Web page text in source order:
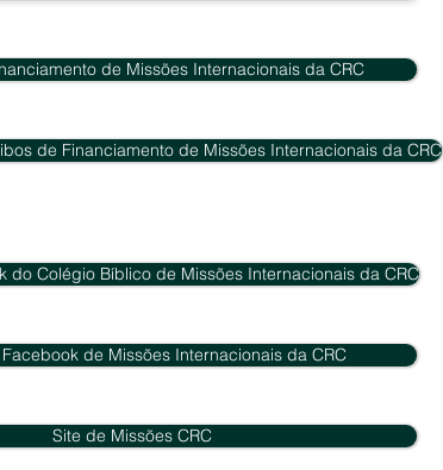
de Missões Internacionais da CRC
de Financiamento de Missões Internacionais da CRC
do Colégio Bíblico de Missões Internacionais da CRC
de Missões Internacionais da CRC
Site de Missões CRC